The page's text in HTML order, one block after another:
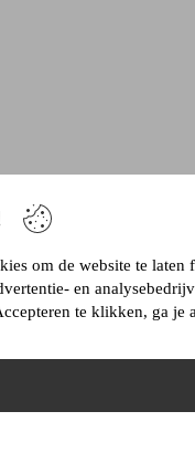
om de website te
en
te klikken, ga